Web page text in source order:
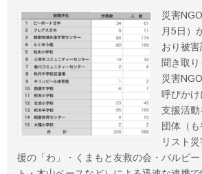
災害
月5日）
おり被
聞き取り
災害
呼びか
支援活
団体（
リスト
援の「わ」・くまもと友救の会・バルビ